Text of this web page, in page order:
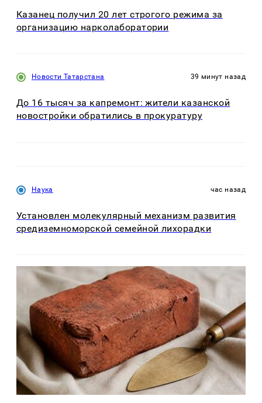
Казанец получил 20 лет строгого режима за
организацию нарколаборатории
Новости Татарстана 39 минут назад
До 16 тысяч за капремонт: жители казанской
новостройки обратились в прокуратуру
Наука час назад
Установлен молекулярный механизм развития
средиземноморской семейной лихорадки